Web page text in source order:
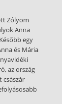
Zólyom
Anna
egy
és Mária
az ország
császár